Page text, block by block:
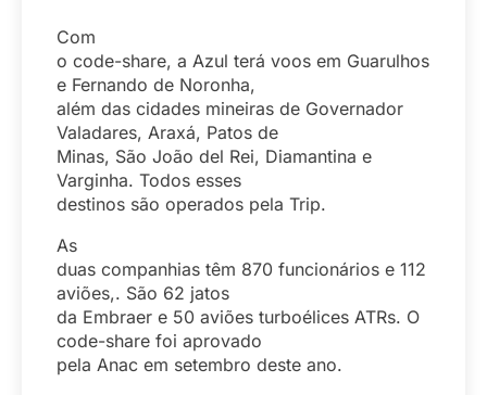
Com
o code-share, a Azul terá voos em Guarulhos
e Fernando de Noronha,
além das cidades mineiras de Governador
Valadares, Araxá, Patos de
Minas, São João del Rei, Diamantina e
Varginha. Todos esses
destinos são operados pela Trip.
As
duas companhias têm 870 funcionários e 112
aviões,. São 62 jatos
da Embraer e 50 aviões turboélices ATRs. O
code-share foi aprovado
pela Anac em setembro deste ano.